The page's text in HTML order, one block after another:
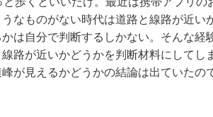
なものがない時代は道路と線路が近い
は自分で判断するしかない。そんな経
路が近いかどうかを判断材料にしてし
が見えるかどうかの結論は出ていたの